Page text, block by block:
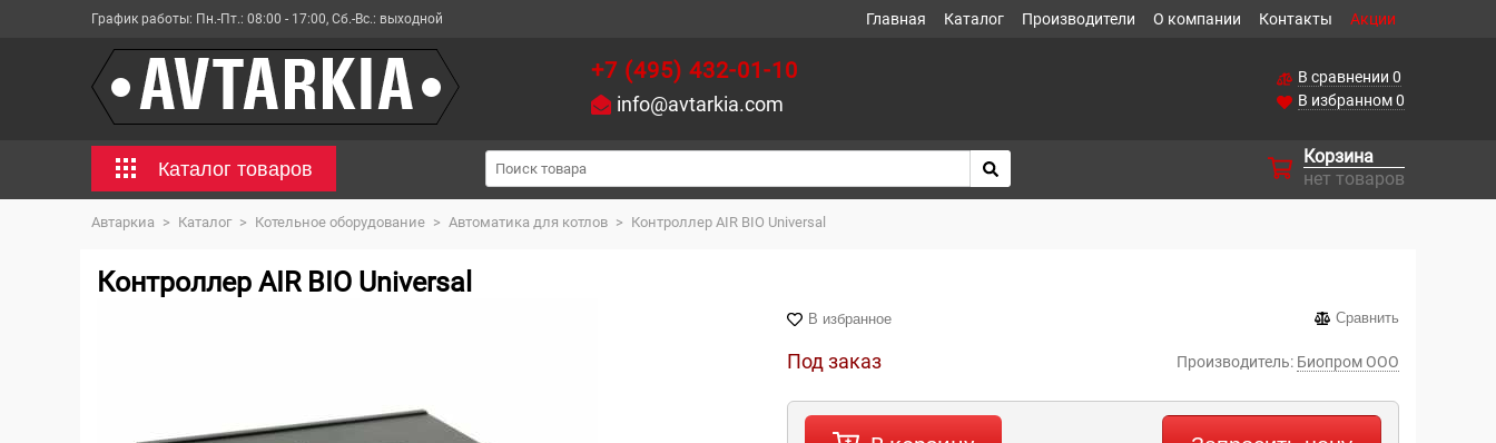
График работы: Пн.-Пт.: 08:00 - 17:00, Сб.-Вс.: выходной Главная Каталог Производители О компании Контакты Акции
+7 (495) 432-01-10
info@avtarkia.com
В сравнении 0
В избранном0
Каталог товаров
Корзина
нет товаров
Автаркиа > Каталог > Котельное оборудование > Автоматика для котлов > Контроллер AIR BIO Universal
Контроллер AIR BIO Universal
В избранное Сравнить
Под заказ Производитель: Биопром ООО